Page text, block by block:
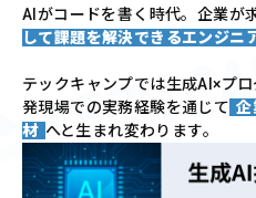
AIがコードを書く時代。企業が
して課題を解決できるエンジニ
テックキャンプでは生成AI×プ
発現場での実務経験を通じて 企
材 へと生まれ変わります。